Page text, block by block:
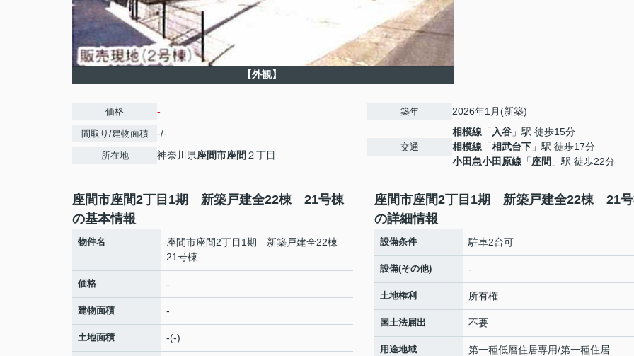
【外観】
価格 -
間取り/建物面積 -/-
所在地 神奈川県座間市座間 ２丁目
築年 2026年1月(新築)
交通
相模線 「 入谷 」駅 徒歩15分
相模線 「相武台下 」駅 徒歩17分
小田急小田原線 「座間 」駅 徒歩22分
座間市座間2丁目1期 新築戸建全22棟 21号棟
の基本情報
物件名
座間市座間2丁目1期 新築戸建全22棟
21号棟
価格 -
建物面積 -
土地面積 -(-)
座間市座間2丁目1期 新築戸建全22棟 21
の詳細情報
設備条件 駐車2台可
設備(その他) -
土地権利 所有権
国土法届出 不要
用途地域 第一種低層住居専用/第一種住居